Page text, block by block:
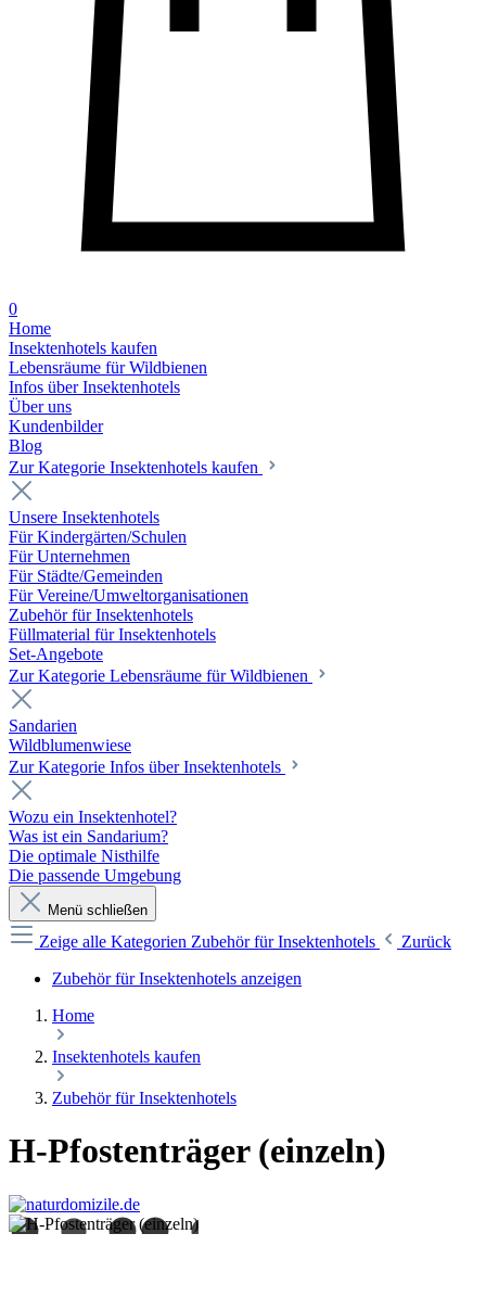
0
Home
Insektenhotels kaufen
Lebensräume für Wildbienen
Infos über Insektenhotels
Über uns
Kundenbilder
Blog
Zur Kategorie Insektenhotels kaufen
Unsere Insektenhotels
Für Kindergärten/Schulen
Für Unternehmen
Für Städte/Gemeinden
Für Vereine/Umweltorganisationen
Zubehör für Insektenhotels
Füllmaterial für Insektenhotels
Set-Angebote
Zur Kategorie Lebensräume für Wildbienen
Sandarien
Wildblumenwiese
Zur Kategorie Infos über Insektenhotels
Wozu ein Insektenhotel?
Was ist ein Sandarium?
Die optimale Nisthilfe
Die passende Umgebung
Menü schließen
Zeige alle Kategorien Zubehör für Insektenhotels
Zurück
Zubehör für Insektenhotels anzeigen
Home
Insektenhotels kaufen
Zubehör für Insektenhotels
H-Pfostenträger (einzeln)